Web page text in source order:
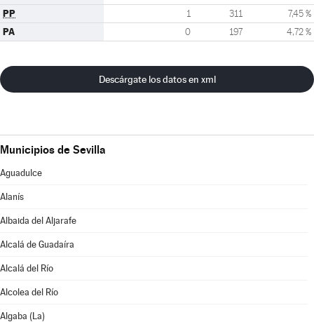
PP 1 311 7,45 %
PA 0 197 4,72 %
Descárgate los datos en xml
Municipios de Sevilla
Aguadulce
Alanís
Albaida del Aljarafe
Alcalá de Guadaíra
Alcalá del Río
Alcolea del Río
Algaba (La)